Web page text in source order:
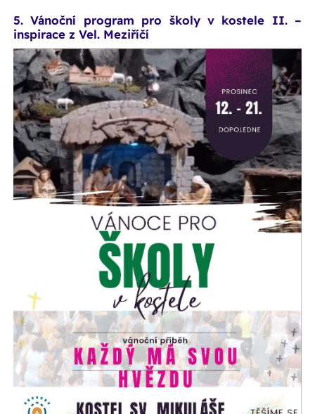
5. Vánoční program pro školy v kostele II. –
inspirace z Vel. Meziříčí